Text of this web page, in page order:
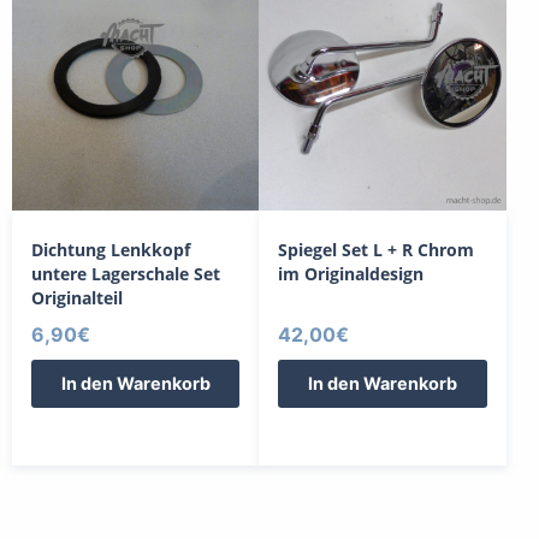
Dichtung Lenkkopf
untere Lagerschale Set
Originalteil
6,90€
In den Warenkorb
Spiegel Set L + R Chrom
im Originaldesign
42,00€
In den Warenkorb